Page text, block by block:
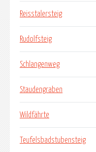
Reisstalersteig
Rudolfsteig
Schlangenweg
Staudengraben
Wildfährte
Teufelsbadstubensteig